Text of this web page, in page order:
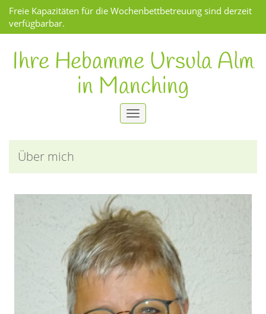
Freie Kapazitäten für die Wochenbettbetreuung sind derzeit
verfügbarbar.
Ihre Hebamme Ursula Alm
in Manching
Toggle
Über mich